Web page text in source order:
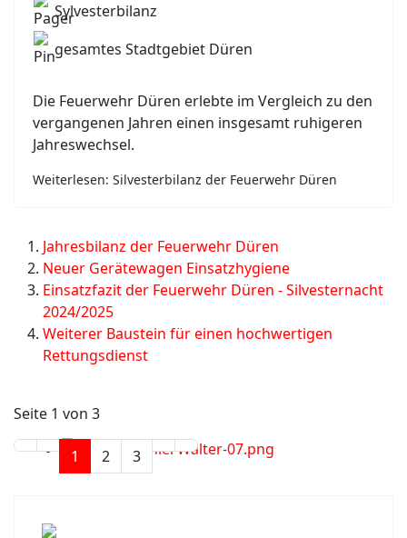
Sylvesterbilanz
gesamtes Stadtgebiet Düren
Die Feuerwehr Düren erlebte im Vergleich zu den
vergangenen Jahren einen insgesamt ruhigeren
Jahreswechsel.
Weiterlesen: Silvesterbilanz der Feuerwehr Düren
Jahresbilanz der Feuerwehr Düren
Neuer Gerätewagen Einsatzhygiene
Einsatzfazit der Feuerwehr Düren - Silvesternacht
2024/2025
Weiterer Baustein für einen hochwertigen
Rettungsdienst
Seite 1 von 3
1 2 3